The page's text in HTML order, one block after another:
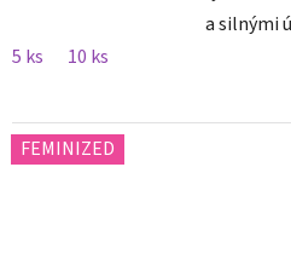
a silnými
5 ks
10 ks
FEMINIZED